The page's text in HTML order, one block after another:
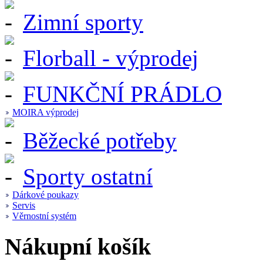
Zimní sporty
Florball - výprodej
FUNKČNÍ PRÁDLO
MOIRA výprodej
Běžecké potřeby
Sporty ostatní
Dárkové poukazy
Servis
Věrnostní systém
Nákupní košík